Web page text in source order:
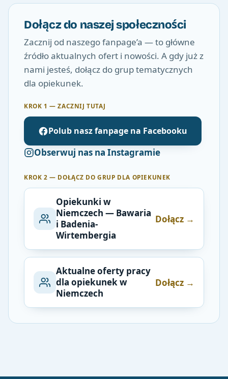
Dołącz do naszej społeczności
Zacznij od naszego fanpage’a — to główne
źródło aktualnych ofert i nowości. A gdy już z
nami jesteś, dołącz do grup tematycznych
dla opiekunek.
KROK 1 — ZACZNIJ TUTAJ
Polub nasz fanpage na Facebooku
Obserwuj nas na Instagramie
KROK 2 — DOŁĄCZ DO GRUP DLA OPIEKUNEK
Opiekunki w
Niemczech — Bawaria
i Badenia-
Wirtembergia
Dołącz →
Aktualne oferty pracy
dla opiekunek w
Niemczech
Dołącz →